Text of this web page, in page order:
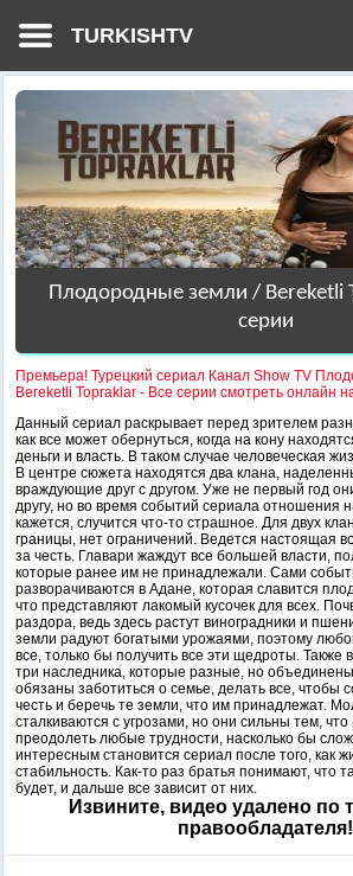
TURKISHTV
Плодородные земли / Bereketli
серии
Премьера! Турецкий сериал Канал Show TV
Bereketli Topraklar - Все серии смотреть онлайн
Данный сериал раскрывает перед зрителем
как все может обернуться, когда на кону
деньги и власть. В таком случае человеческая
В центре сюжета находятся два клана,
враждующие друг с другом. Уже не первый год
другу, но во время событий сериала отношения
кажется, случится что-то страшное. Для двух
границы, нет ограничений. Ведется настоящая
за честь. Главари жаждут все большей власти,
которые ранее им не принадлежали. Сами
разворачиваются в Адане, которая славится
что представляют лакомый кусочек для всех.
раздора, ведь здесь растут виноградники и
земли радуют богатыми урожаями, поэтому
все, только бы получить все эти щедроты. Также
три наследника, которые разные, но
обязаны заботиться о семье, делать все, чтобы
честь и беречь те земли, что им принадлежат.
сталкиваются с угрозами, но они сильны тем,
преодолеть любые трудности, насколько бы
интересным становится сериал после того, как
стабильность. Как-то раз братья понимают, что
будет, и дальше все зависит от них.
Извините, видео удалено по
правообладателя!